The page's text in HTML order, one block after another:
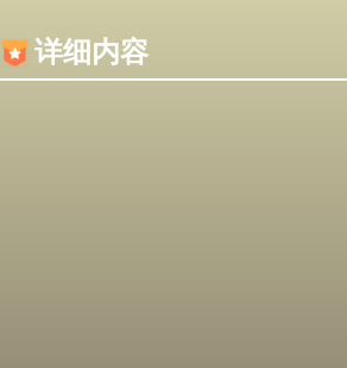
详细内容